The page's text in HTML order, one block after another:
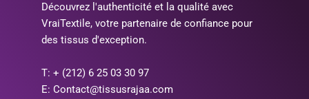
Découvrez l'authenticité et la qualité avec
VraiTextile, votre partenaire de confiance pour
des tissus d'exception.
T: + (212) 6 25 03 30 97
E: Contact@tissusrajaa.com